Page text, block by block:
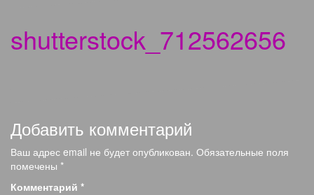
shutterstock_712562656
Добавить комментарий
Ваш адрес email не будет опубликован. Обязательные поля
помечены *
Комментарий *